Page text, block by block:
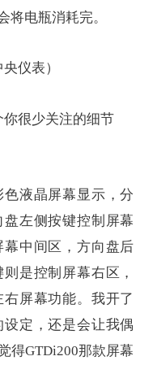
将电瓶消耗完。
仪表）
液晶屏幕显示，分
左侧按键控制屏幕
中间区，方向盘后
是控制屏幕右区，
屏幕功能。我开了
定，还是会让我偶
得GTDi200那款屏幕